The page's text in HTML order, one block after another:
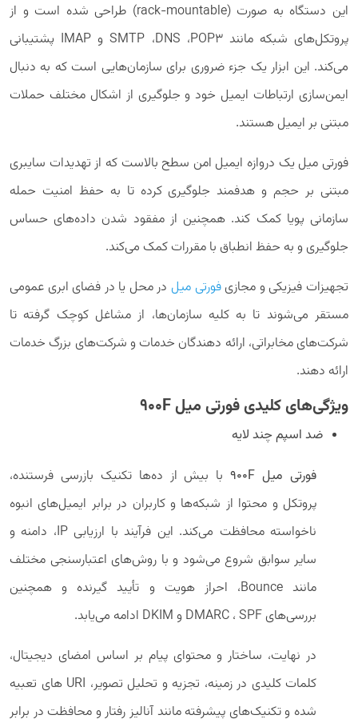
این دستگاه به صورت (rack-mountable) طراحی شده است و از
پروتکل‌های شبکه مانند SMTP ،DNS ،POP3 و IMAP پشتیبانی
می‌کند. این ابزار یک جزء ضروری برای سازمان‌هایی است که به دنبال
ایمن‌سازی ارتباطات ایمیل خود و جلوگیری از اشکال مختلف حملات
مبتنی بر ایمیل هستند.
فورتی میل یک دروازه ایمیل امن سطح بالاست که از تهدیدات سایبری
مبتنی بر حجم و هدفمند جلوگیری کرده تا به حفظ امنیت حمله
سازمانی پویا کمک کند. همچنین از مفقود شدن داده‌های حساس
جلوگیری و به حفظ انطباق با مقررات کمک می‌کند.
تجهیزات فیزیکی و مجازیفورتی میلدر محل یا در فضای ابری عمومی
مستقر می‌شوند تا به کلیه سازمان‌ها، از مشاغل کوچک گرفته تا
شرکت‌های مخابراتی، ارائه دهندگان خدمات و شرکت‌های بزرگ خدمات
ارائه دهند.
ویژگی‌های کلیدی فورتی میل 900F
ضد اسپم چند لایه
فورتی میل 900F
با بیش از ده‌ها تکنیک بازرسی فرستنده،
پروتکل و محتوا از شبکه‌ها و کاربران در برابر ایمیل‌های انبوه
ناخواسته محافظت می‌کند. این فرآیند با ارزیابی IP، دامنه و
سایر سوابق شروع ‌می‌شود و با روش‌های اعتبارسنجی مختلف
مانند Bounce، احراز هویت و تأیید گیرنده و همچنین
بررسی‌های DMARC ، SPF و DKIM ادامه می‌یابد.
در نهایت، ساختار و محتوای پیام بر اساس امضای دیجیتال،
کلمات کلیدی در زمینه، تجزیه و تحلیل تصویر، URI های تعبیه
شده و تکنیک‌های پیشرفته مانند آنالیز رفتار و محافظت در برابر